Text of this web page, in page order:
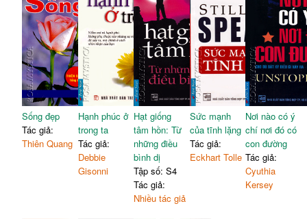
Sống đẹp
Tác giả:
Thiên Quang
Hạnh phúc ở
trong ta
Tác giả:
Debbie
Gisonni
Hạt giống
tâm hồn: Từ
những điều
bình dị
Tập số: S4
Tác giả:
Nhiều tác giả
Sức mạnh
của tĩnh lặng
Tác giả:
Eckhart Tolle
Nơi nào có ý
chí nơi đó có
con đường
Tác giả:
Cyuthia
Kersey